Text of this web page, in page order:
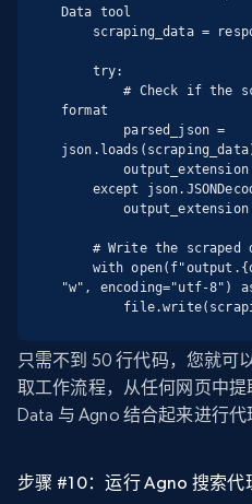
Data tool
        # Check if the scraped data is in JSON
format
        output_extension = "json"
        output_extension = "md"
"w", encoding="utf-8")
只需不到 50 行代码，您就可
取工作流程，从任何网页中
Data 与 Agno 结合起来进行代
步骤 #10：运行 Agno 搜索代